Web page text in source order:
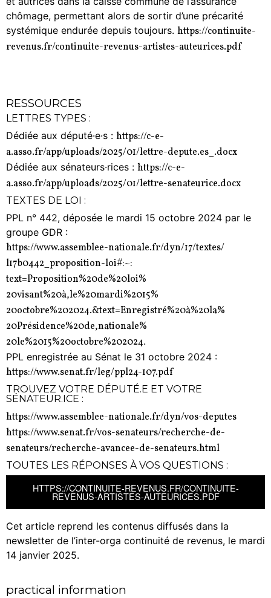
practical information
chômage, permettant alors de sortir d’une précarité
systémique endurée depuis toujours. https://continuite-
revenus.fr/continuite-revenus-artistes-auteurices.pdf
RESSOURCES
LETTRES TYPES :
Dédiée aux député·e·s : https://c-e-
a.asso.fr/app/uploads/2025/01/lettre-depute.es_.docx
Dédiée aux sénateurs·rices : https://c-e-
a.asso.fr/app/uploads/2025/01/lettre-senateurice.docx
TEXTES DE LOI :
PPL n° 442, déposée le mardi 15 octobre 2024 par le
groupe GDR :
https://www.assemblee-nationale.fr/dyn/17/textes/
l17b0442_proposition-loi#:~:
text=Proposition%20de%20loi%
20visant%20à,le%20mardi%2015%
20octobre%202024.&text=Enregistré%20à%20la%
20Présidence%20de,nationale%
20le%2015%20octobre%202024.
PPL enregistrée au Sénat le 31 octobre 2024 :
https://www.senat.fr/leg/ppl24-107.pdf
TROUVEZ VOTRE DÉPUTÉ.E ET VOTRE
SÉNATEUR.ICE :
https://www.assemblee-nationale.fr/dyn/vos-deputes
https://www.senat.fr/vos-senateurs/recherche-de-
senateurs/recherche-avancee-de-senateurs.html
TOUTES LES RÉPONSES À VOS QUESTIONS :
HTTPS://CONTINUITE-REVENUS.FR/CONTINUITE-
REVENUS-ARTISTES-AUTEURICES.PDF
Cet article reprend les contenus diffusés dans la
newsletter de l’inter-orga continuité de revenus, le mardi
14 janvier 2025.